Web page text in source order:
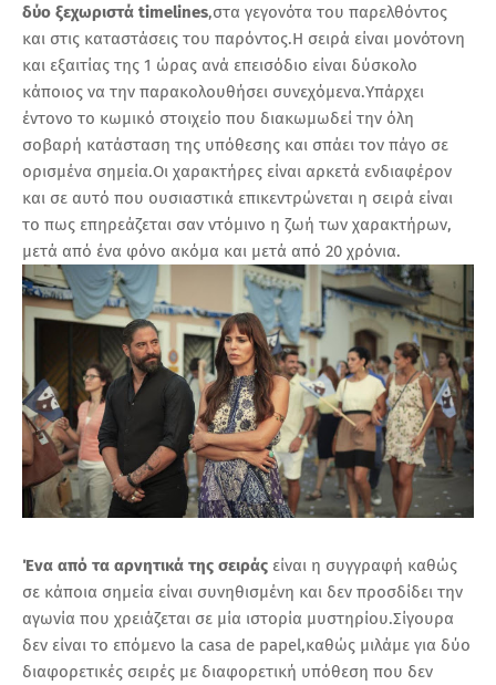
δύο ξεχωριστά timelines,στα γεγονότα του παρελθόντος
και στις καταστάσεις του παρόντος.Η σειρά είναι μονότονη
και εξαιτίας της 1 ώρας ανά επεισόδιο είναι δύσκολο
κάποιος να την παρακολουθήσει συνεχόμενα.Υπάρχει
έντονο το κωμικό στοιχείο που διακωμωδεί την όλη
σοβαρή κατάσταση της υπόθεσης και σπάει τον πάγο σε
ορισμένα σημεία.Οι χαρακτήρες είναι αρκετά ενδιαφέρον
και σε αυτό που ουσιαστικά επικεντρώνεται η σειρά είναι
το πως επηρεάζεται σαν ντόμινο η ζωή των χαρακτήρων,
μετά από ένα φόνο ακόμα και μετά από 20 χρόνια.
Ένα από τα αρνητικά της σειράς είναι η συγγραφή καθώς
σε κάποια σημεία είναι συνηθισμένη και δεν προσδίδει την
αγωνία που χρειάζεται σε μία ιστορία μυστηρίου.Σίγουρα
δεν είναι το επόμενο la casa de papel,καθώς μιλάμε για δύο
διαφορετικές σειρές με διαφορετική υπόθεση που δεν